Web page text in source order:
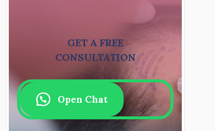
GET A FREE
CONSULTATION
Open Chat